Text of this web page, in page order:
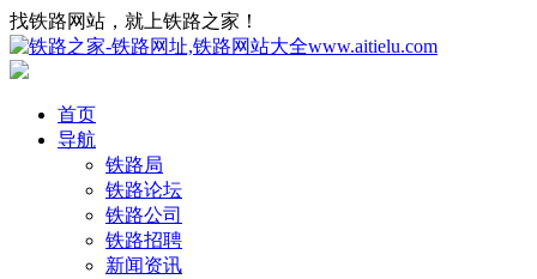
找铁路网站，就上铁路之家！
首页
导航
铁路局
铁路论坛
铁路公司
铁路招聘
新闻资讯